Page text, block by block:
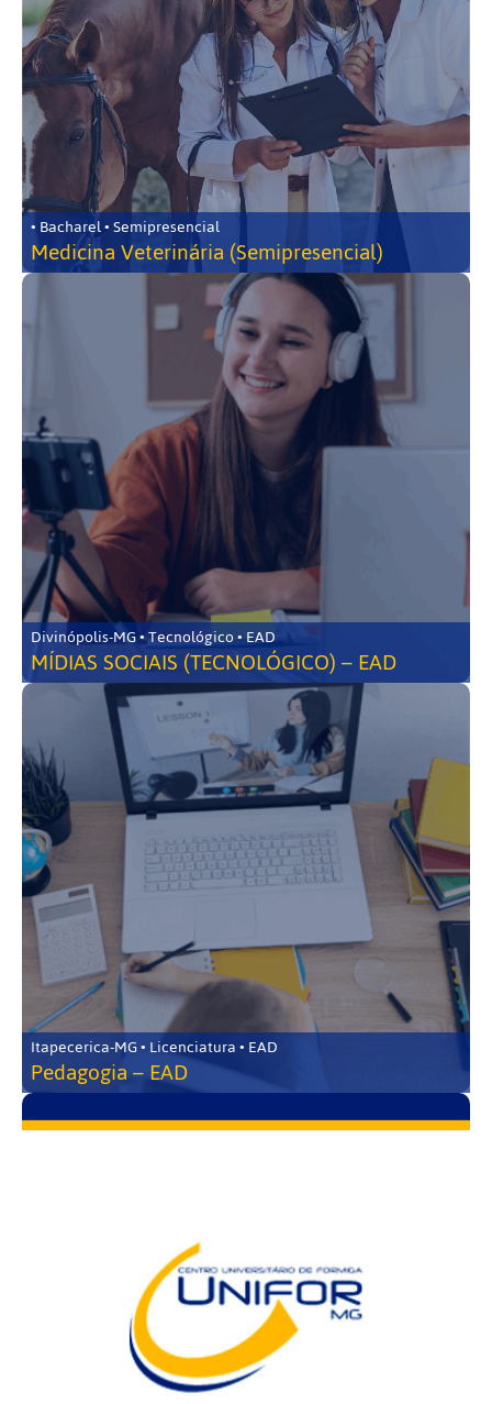
• Bacharel • Semipresencial
Medicina Veterinária (Semipresencial)
Divinópolis-MG • Tecnológico • EAD
MÍDIAS SOCIAIS (TECNOLÓGICO) – EAD
Itapecerica-MG • Licenciatura • EAD
Pedagogia – EAD